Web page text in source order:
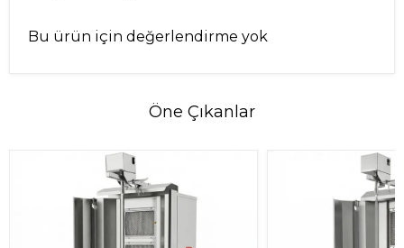
Bu ürün için değerlendirme yok
Öne Çıkanlar